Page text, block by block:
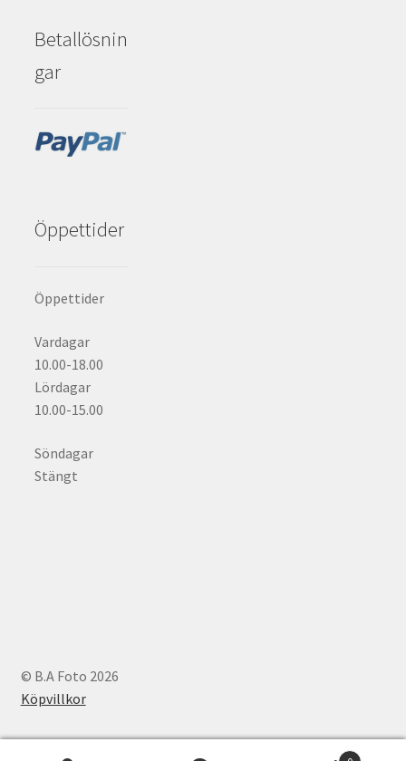
Betallösnin
gar
Öppettider
Öppettider
Vardagar
10.00-18.00
Lördagar
10.00-15.00
Söndagar
Stängt
© B.A Foto 2026
Köpvillkor